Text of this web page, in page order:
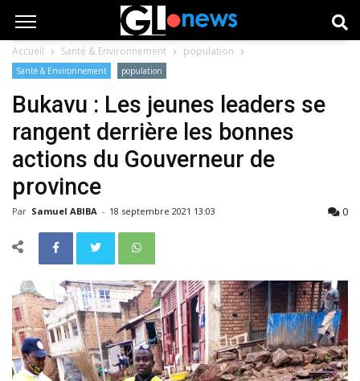
Accueil Santé & Environnement population
Santé & Environnement population
Bukavu : Les jeunes leaders se
rangent derrière les bonnes
actions du Gouverneur de
province
Par Samuel ABIBA - 18 septembre 2021 13:03 0